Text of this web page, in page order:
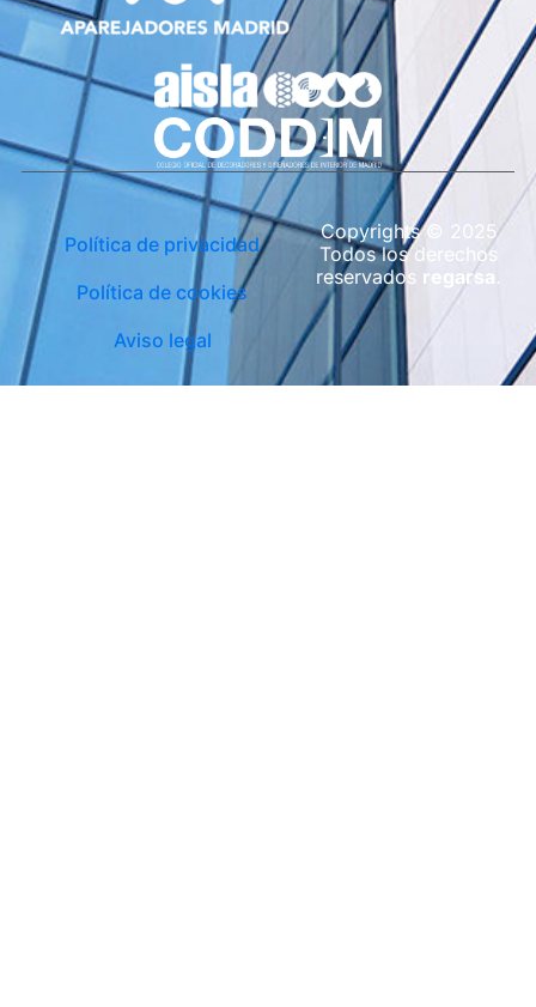
Política de privacidad
Política de cookies
Aviso legal
Copyrights © 2025
Todos los derechos
reservados regarsa .